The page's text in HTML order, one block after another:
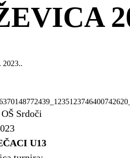
2023..
Srdoči
U13